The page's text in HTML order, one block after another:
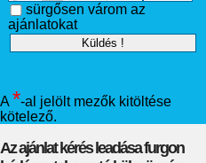
sürgősen várom az
ajánlatokat
A *-al jelölt mezők kitöltése
kötelező.
Az ajánlat kérés leadása furgon